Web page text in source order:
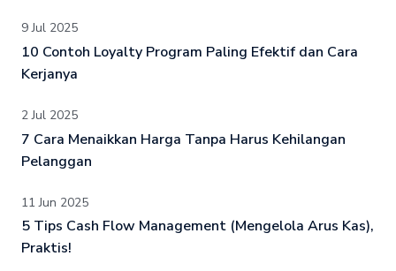
9 Jul 2025
10 Contoh Loyalty Program Paling Efektif dan Cara
Kerjanya
2 Jul 2025
7 Cara Menaikkan Harga Tanpa Harus Kehilangan
Pelanggan
11 Jun 2025
5 Tips Cash Flow Management (Mengelola Arus Kas),
Praktis!